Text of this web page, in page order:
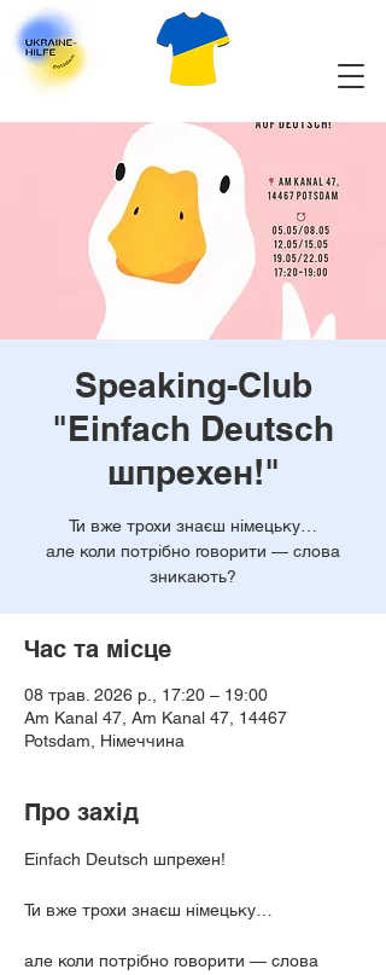
Speaking-Club
"Einfach Deutsch
шпрехен!"
Ти вже трохи знаєш німецьку…
але коли потрібно говорити — слова
зникають?
Час та місце
08 трав. 2026 р., 17:20 – 19:00
Am Kanal 47, Am Kanal 47, 14467
Potsdam, Німеччина
Про захід
Einfach Deutsch шпрехен!
Ти вже трохи знаєш німецьку…
але коли потрібно говорити — слова